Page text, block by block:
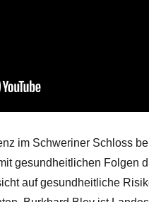
im Schweriner Schloss
gesundheitlichen Folgen
auf gesundheitliche